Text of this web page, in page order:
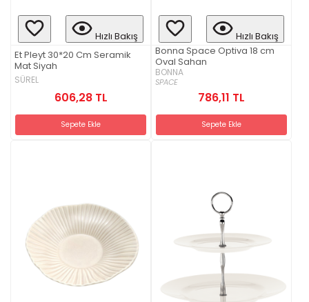
Hızlı Bakış
Et Pleyt 30*20 Cm Seramik
Mat Siyah
SÜREL
606,28 TL
Sepete Ekle
Hızlı Bakış
Bonna Space Optiva 18 cm
Oval Sahan
BONNA
SPACE
786,11 TL
Sepete Ekle